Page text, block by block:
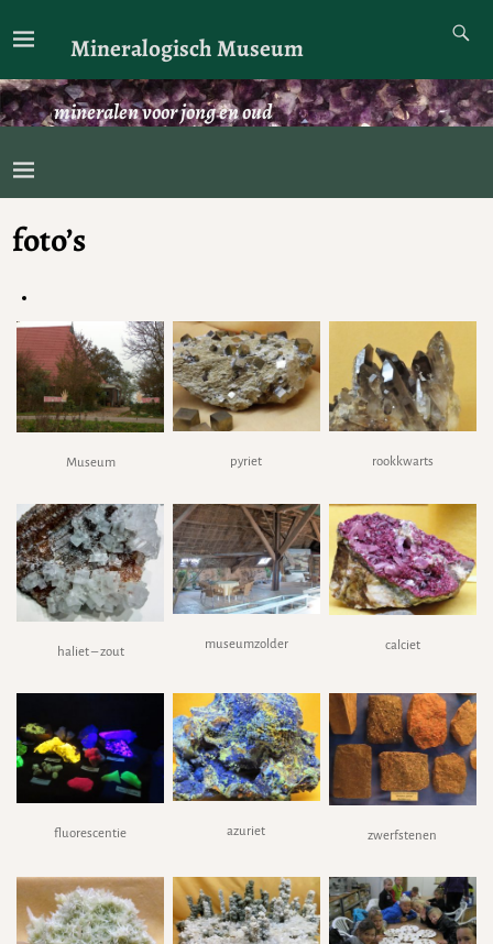
Mineralogisch Museum
mineralen voor jong en oud
foto’s
Museum pyriet rookkwarts
haliet – zout
museumzolder calciet
fluorescentie azuriet zwerfstenen